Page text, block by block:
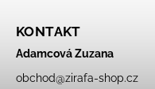
KONTAKT
Adamcová Zuzana
obchod@zirafa-shop.cz